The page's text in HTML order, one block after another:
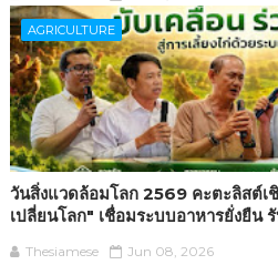
AGRICULTURE
วันสิ่งแวดล้อมโลก 2569 คะตะลิสต์
เปลี่ยนโลก" เชื่อมระบบอาหารยั่งยืน
Thesiamese Jun 08, 2026